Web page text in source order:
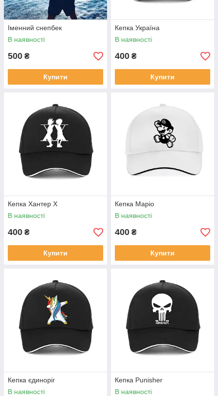
Іменний снепбек
В наявності
500 ₴
Купити
Кепка Україна
В наявності
400 ₴
Купити
Кепка Хантер Х
В наявності
400 ₴
Купити
Кепка Маріо
В наявності
400 ₴
Купити
Кепка єдиноріг
В наявності
Кепка Punisher
В наявності